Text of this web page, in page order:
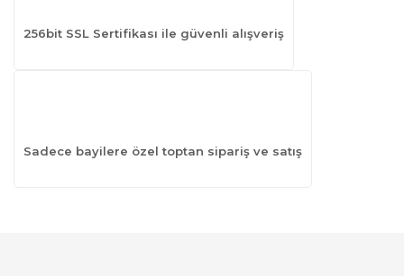
256bit SSL Sertifikası ile güvenli alışveriş
Sadece bayilere özel toptan sipariş ve satış